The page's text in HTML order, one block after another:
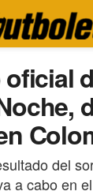
del
a cabo en